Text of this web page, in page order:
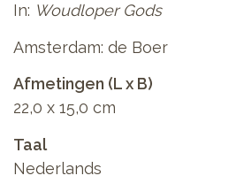
In: Woudloper Gods
Amsterdam: de Boer
Afmetingen (L x B)
22,0 x 15,0 cm
Taal
Nederlands